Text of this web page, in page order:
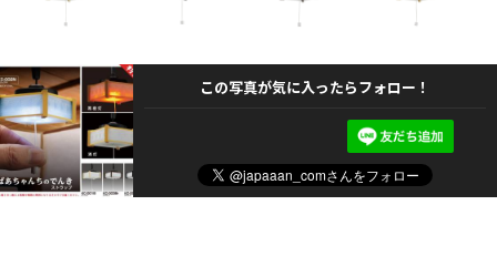
この写真が気に入ったらフォロー！